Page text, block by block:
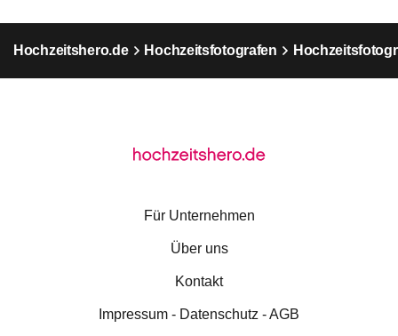
Hochzeitshero.de Hochzeitsfotografen
Für Unternehmen
Über uns
Kontakt
Impressum - Datenschutz - AGB